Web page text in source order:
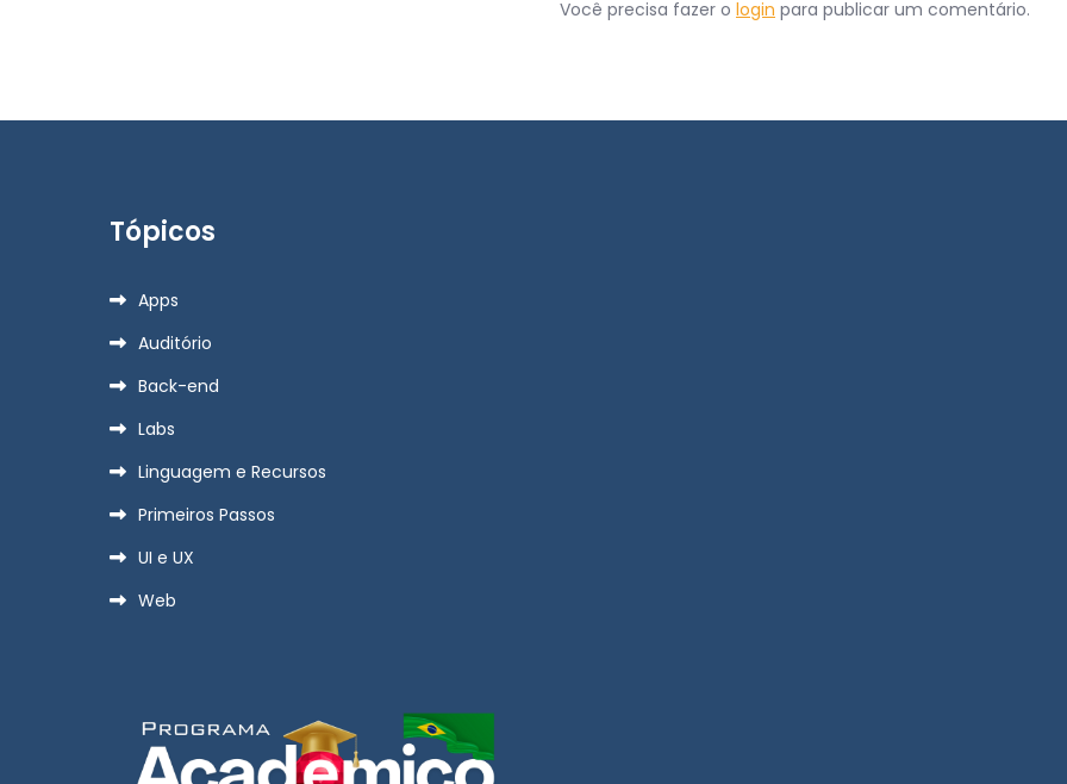
Você precisa fazer o login para publicar um comentário.
Tópicos
Apps
Auditório
Back-end
Labs
Linguagem e Recursos
Primeiros Passos
UI e UX
Web